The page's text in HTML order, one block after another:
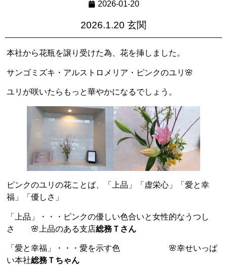
2026-01-20
2026.1.20 玄関
本社から花瓶を譲り受けた為、花を挿しました。
サンゴミズキ・アルストロメリア・ピンクのユリ🌸
ユリが咲いたらもっと華やかになるでしょう。
ピンクのユリの花ことば、「上品」「虚栄心」「愛と幸
福」「優しさ」
「上品」・・・ピンクの優しい色合いと女性的なうつし
さ 🌸上品のある支店総務Ｔさん
「愛と幸福」・・・愛を示す色 🌸幸せいっぱ
い本社総務Ｔちゃん